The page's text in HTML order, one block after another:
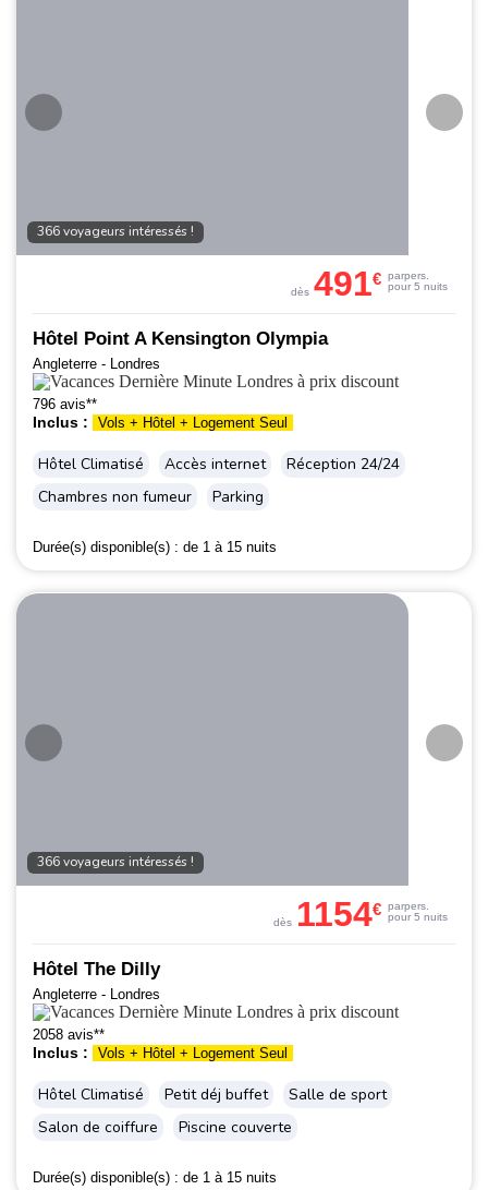
366 voyageurs intéressés !
Hôtel Point A Kensington Olympia
Angleterre - Londres
796 avis**
Inclus : Vols + Hôtel + Logement Seul
Hôtel Climatisé Accès internet
Réception 24/24
Chambres non fumeur
Parking
Durée(s) disponible(s) : de 1 à 15 nuits
dès 491€ parpers.
pour 5 nuits
366 voyageurs intéressés !
Hôtel The Dilly
Angleterre - Londres
2058 avis**
Inclus : Vols + Hôtel + Logement Seul
Hôtel Climatisé Petit déj buffet
Salle de sport
Salon de coiffure
Piscine couverte
Durée(s) disponible(s) : de 1 à 15 nuits
dès 1154€ parpers.
pour 5 nuits